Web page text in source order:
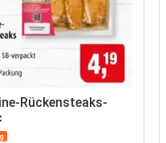
Rückensteaks-